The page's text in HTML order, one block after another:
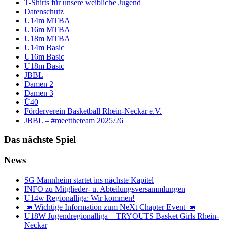
T-Shirts für unsere weibliche Jugend
Datenschutz
U14m MTBA
U16m MTBA
U18m MTBA
U14m Basic
U16m Basic
U18m Basic
JBBL
Damen 2
Damen 3
Ü40
Förderverein Basketball Rhein-Neckar e.V.
JBBL – #meettheteam 2025/26
Das nächste Spiel
News
SG Mannheim startet ins nächste Kapitel
INFO zu Mitglieder- u. Abteilungsversammlungen
U14w Regionalliga: Wir kommen!
📣 Wichtige Information zum NeXt Chapter Event 📣
U18W Jugendregionalliga – TRYOUTS Basket Girls Rhein-
Neckar